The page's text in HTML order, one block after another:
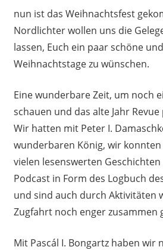
nun ist das Weihnachtsfest
Nordlichter wollen uns die
lassen, Euch ein paar schöne
Weihnachtstage zu wünschen.
Eine wunderbare Zeit, um noch
schauen und das alte Jahr
Wir hatten mit Peter I.
wunderbaren König, wir
vielen lesenswerten
Podcast in Form des Logbuch
und sind auch durch Aktivitäten
Zugfahrt noch enger zusammen
Mit Pascál I. Bongartz haben wir